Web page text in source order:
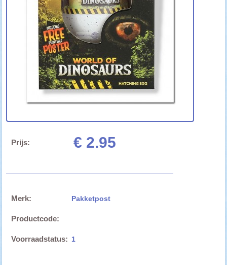
Prijs: € 2.95
Merk: Pakketpost
Productcode:
Voorraadstatus: 1